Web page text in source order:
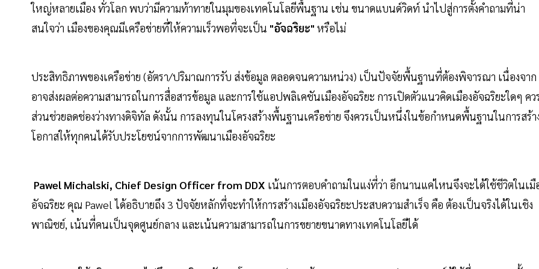
ใหญ่หลายเมือง ทั่วโลก พบว่ามีความท้าทายในมุมของเทคโนโลยีพื้นฐาน เช่น ขนาดแบนด์วิดท์ นำไปสู่การตั้งคำถามที่น่า
สนใจว่า เมืองของคุณมีเครือข่ายที่ให้ความเร็วพอที่จะเป็น "อัจฉริยะ" หรือไม่
ประสิทธิภาพของเครือข่าย (อัตรา/ปริมาณการรับ ส่งข้อมูล ตลอดจนความหน่วง) เป็นปัจจัยพื้นฐานที่ต้องพิจารณา เนื่องจาก
อาจส่งผลต่อความสามารถในการสื่อสารข้อมูล และการใช้แอปพลิเคชันเมืองอัจฉริยะ การเปิดตัวแนวคิดเมืองอัจฉริยะใดๆ คว
ส่วนช่วยลดช่องว่างทางดิจิทัล ดังนั้น การลงทุนในโครงสร้างพื้นฐานเครือข่าย จึงควรเป็นหนึ่งในข้อกำหนดพื้นฐานในการสร้า
โอกาสให้ทุกคนได้รับประโยชน์จากการพัฒนาเมืองอัจฉริยะ
Pawel Michalski, Chief Design Officer from DDX เน้นการตอบคำถามในแง่ที่ว่า อีกนานแค่ไหนจึงจะได้ใช้ชีวิตในเมื
อัจฉริยะ คุณ Pawel ได้อธิบายถึง 3 ปัจจัยหลักที่จะทำให้การสร้างเมืองอัจฉริยะประสบความสำเร็จ คือ ต้องเป็นจริงได้ในเชิง
พาณิชย์, เน้นที่คนเป็นจุดศูนย์กลาง และเน้นความสามารถในการขยายขนาดทางเทคโนโลยีได้